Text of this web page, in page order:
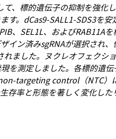
て、標的遺伝子の抑制を強化
。dCas9-SALL1-SDS3を
、SEL1L、およびRAB11A
イン済みsgRNAが選択され
ました。ヌクレオフェクシ
を測定しました。各標的遺
targeting control（NTC）
存率と形態を著しく変化し